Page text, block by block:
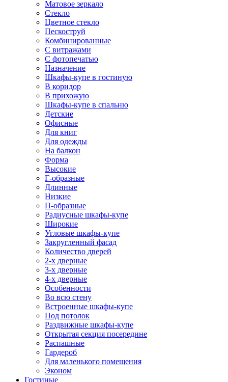
Матовое зеркало
Стекло
Цветное стекло
Пескоструй
Комбинированные
С витражами
С фотопечатью
Назначение
Шкафы-купе в гостиную
В коридор
В прихожую
Шкафы-купе в спальню
Детские
Офисные
Для книг
Для одежды
На балкон
Форма
Высокие
Г-образные
Длинные
Низкие
П-образные
Радиусные шкафы-купе
Широкие
Угловые шкафы-купе
Закругленный фасад
Количество дверей
2-х дверные
3-х дверные
4-х дверные
Особенности
Во всю стену
Встроенные шкафы-купе
Под потолок
Раздвижные шкафы-купе
Открытая секция посередине
Распашные
Гардероб
Для маленького помещения
Эконом
Гостиные